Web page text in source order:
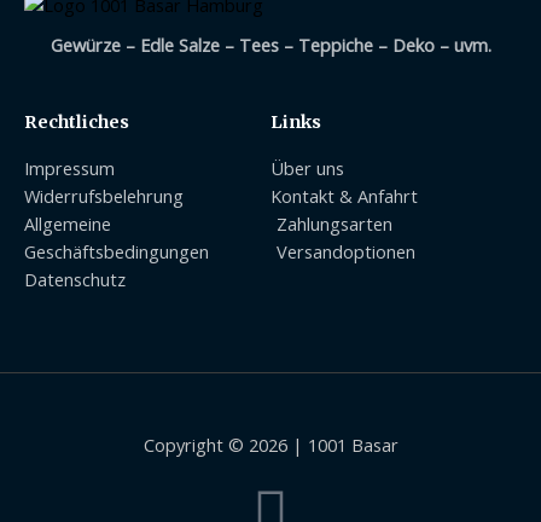
Gewürze – Edle Salze – Tees – Teppiche – Deko – uvm.
Rechtliches
Impressum
Widerrufsbelehrung
Allgemeine
Geschäftsbedingungen
Datenschutz
Links
Über uns
Kontakt & Anfahrt
Zahlungsarten
Versandoptionen
Copyright © 2026 | 1001 Basar